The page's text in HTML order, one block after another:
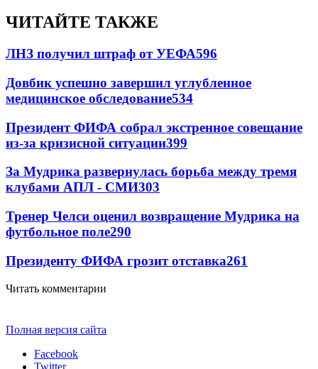
ЧИТАЙТЕ ТАКЖЕ
ЛНЗ получил штраф от УЕФА596
Довбик успешно завершил углубленное
медицинское обследование534
Президент ФИФА собрал экстренное совещание
из-за кризисной ситуации399
За Мудрика развернулась борьба между тремя
клубами АПЛ - СМИ303
Тренер Челси оценил возвращение Мудрика на
футбольное поле290
Президенту ФИФА грозит отставка261
Читать комментарии
Полная версия сайта
Facebook
Twitter